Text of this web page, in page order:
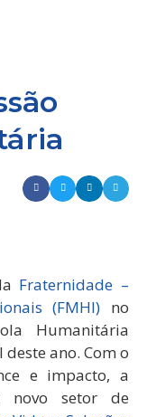
Fraternidade –
(FMHI) no
Humanitária
ano. Com o
e impacto, a
novo setor de